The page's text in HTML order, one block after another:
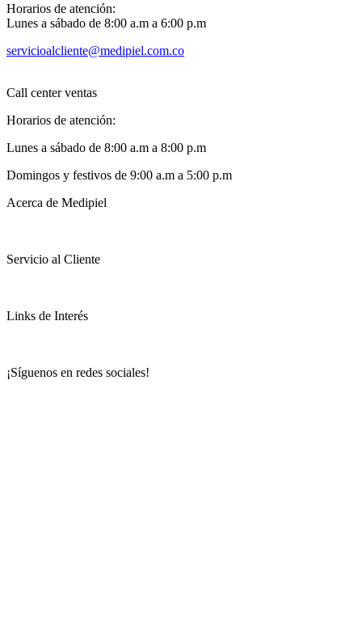
Horarios de atención:
Lunes a sábado de 8:00 a.m a 6:00 p.m
servicioalcliente@medipiel.com.co
Call center ventas
Horarios de atención:
Lunes a sábado de 8:00 a.m a 8:00 p.m
Domingos y festivos de 9:00 a.m a 5:00 p.m
Acerca de Medipiel
Servicio al Cliente
Links de Interés
¡Síguenos en redes sociales!